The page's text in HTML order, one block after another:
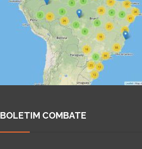
BOLETIM COMBATE